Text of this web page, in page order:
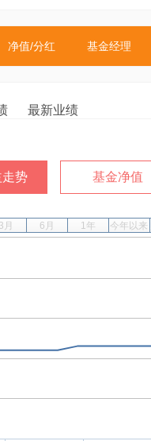
净值/分红 基金经理
最新业绩
势 基金净值
3月 6月 1年 今年以来